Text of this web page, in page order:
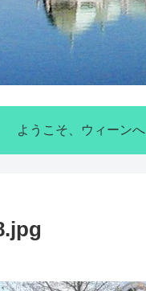
ようこそ、ウィーンへ